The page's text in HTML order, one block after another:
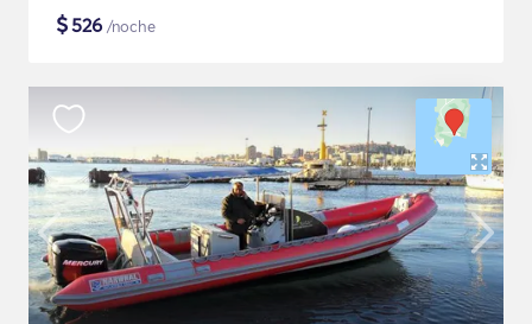
$526 /noche